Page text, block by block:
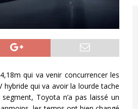
qui va venir concurrencer les
hybride qui va avoir la lourde tache
Toyota n’a pas laissé un